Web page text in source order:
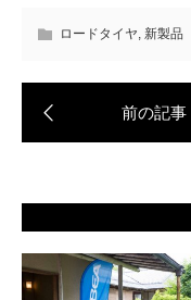
ロードタイヤ, 新製品